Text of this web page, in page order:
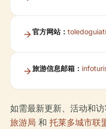
官方网站：
旅游信息邮箱：
如需最新更新、活动和
旅游局 和 托莱多城市联